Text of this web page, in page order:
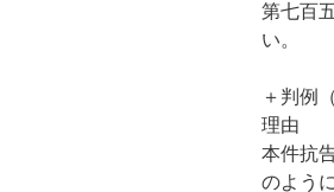
第七百
い。
＋判例
理由
本件抗
のよう